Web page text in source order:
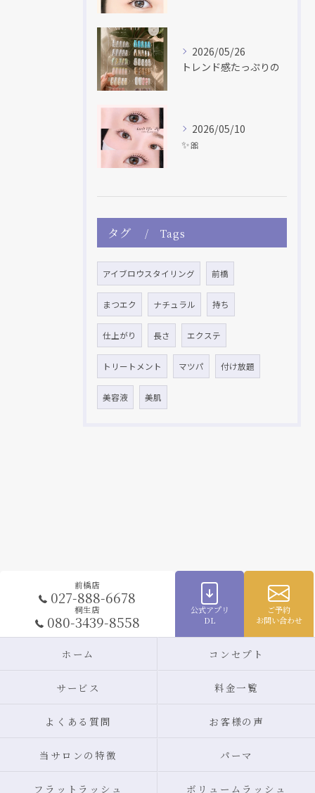
2026/05/26
トレンド感たっぷりの
2026/05/10
✨🎀
タグ Tags
アイブロウスタイリング 前橋
まつエク ナチュラル 持ち
仕上がり 長さ エクステ
トリートメント マツパ 付け放題
美容液 美肌
前橋店
027-888-6678
桐生店
080-3439-8558
公式アプリ
DL
ご予約
お問い合わせ
ホーム コンセプト
サービス 料金一覧
よくある質問 お客様の声
当サロンの特徴 パーマ
フラットラッシュ ボリュームラッシュ